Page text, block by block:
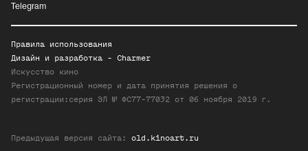
Telegram
Правила использования
Дизайн и разработка - Charmer
Искусство кино
Регистрационный номер и дата принятия решения о
регистрации:серия ЭЛ № ФС77-77032 от 06 ноября 2019 г.
Предыдущая версия сайта: old.kinoart.ru